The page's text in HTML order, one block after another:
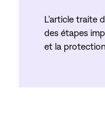
L'article traite
des étapes
et la